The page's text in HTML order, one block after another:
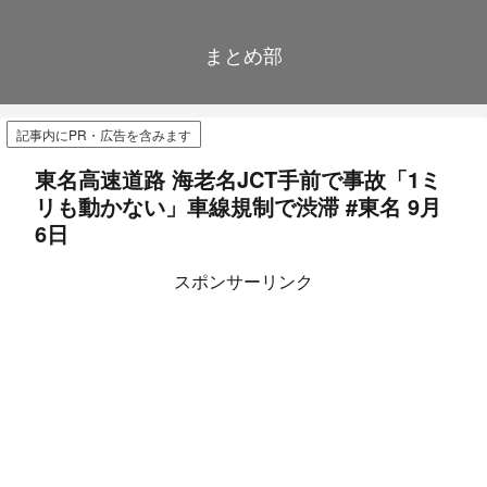
まとめ部
記事内にPR・広告を含みます
東名高速道路 海老名JCT手前で事故「1ミ
リも動かない」車線規制で渋滞 #東名 9月
6日
スポンサーリンク